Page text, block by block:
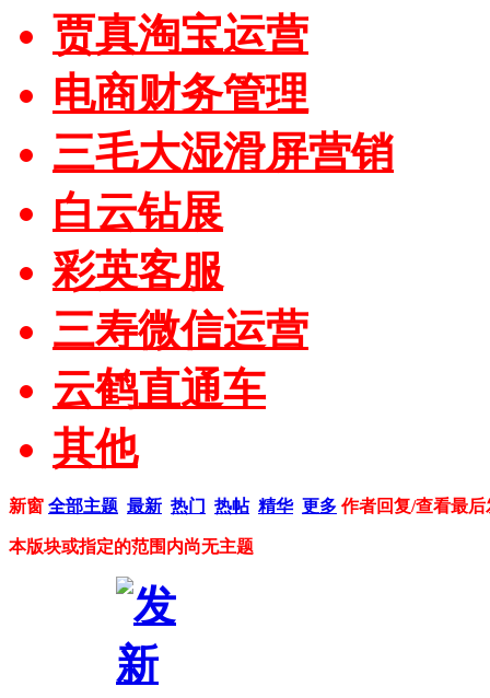
贾真淘宝运营
电商财务管理
三毛大湿滑屏营销
白云钻展
彩英客服
三寿微信运营
云鹤直通车
其他
新窗 全部主题 最新 热门 热帖 精华 更多 作者回复/查看最后
本版块或指定的范围内尚无主题